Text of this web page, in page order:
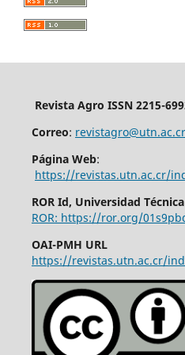
Revista Agro ISSN 2215-
Correo: revistagro@utn.ac.cr
Página Web:
https://revistas.utn.ac.cr/
ROR Id, Universidad
ROR: https://ror.org/
OAI-PMH URL
https://revistas.utn.ac.cr/